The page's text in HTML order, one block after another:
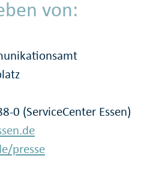
von:
0 (ServiceCenter Essen)
presse